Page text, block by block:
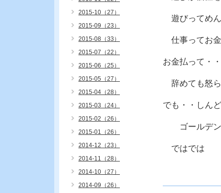
遊びってめ
仕事ってお
お金払って・
辞めても怒
でも・・しん
ゴールデン
ではでは
2015-10（27）
2015-09（23）
2015-08（33）
2015-07（22）
2015-06（25）
2015-05（27）
2015-04（28）
2015-03（24）
2015-02（26）
2015-01（26）
2014-12（23）
2014-11（28）
2014-10（27）
2014-09（26）